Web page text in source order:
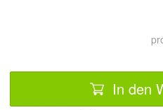
In den